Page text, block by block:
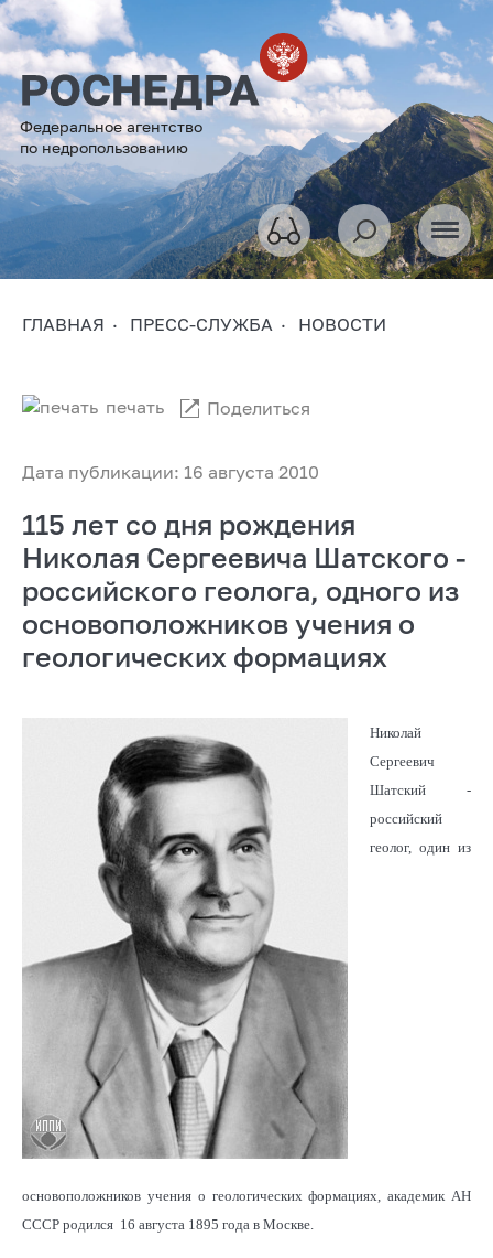
Федеральное агентство
по недропользованию
ГЛАВНАЯ ПРЕСС-СЛУЖБА НОВОСТИ
Дата публикации: 16 августа 2010
печать Поделиться
115 лет со дня рождения
Николая Сергеевича Шатского -
российского геолога, одного из
основоположников учения о
геологических формациях
Николай
Сергеевич
Шатский -
российский
геолог, один из
основоположников учения о геологических формациях, академик АН
СССР родился 16 августа 1895 года в Москве.